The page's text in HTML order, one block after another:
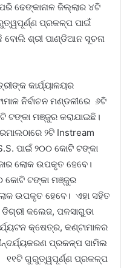
ଢେଙ୍କାନାଳ ଜିଲ୍ଲାର ୪ଟି
ପ୍ରକଳ୍ପ ପାଇଁ
ବୋଲି ଶ୍ରୀ ପାଣ୍ଡିଆନ ସୂଚନା
କାର୍ଯ୍ୟାଳୟର
ନିର୍ବାଚନ ମଣ୍ଡଳୀରେ ୬ଟି
ମଞ୍ଜୁର କରାଯାଇଛି।
୨ଟି Instream
ପାଇଁ ୨୦୦ କୋଟି ଟଙ୍କା
ଲୋକ ଉପକୃତ ହେବେ।
କୋଟି ଟଙ୍କା ମଞ୍ଜୁର
ଉପକୃତ ହେବେ। ଏହା ସହିତ
କଲେଜ, ପଳସାଗୁଡା
କ୍ଷେତ୍ର, କଣ୍ଟାମାଳର
ପ୍ରକଳ୍ପ ସାମିଲ
୧୧ଟି ଗୁରୁତ୍ୱପୂର୍ଣ୍ଣ ପ୍ରକଳ୍ପ